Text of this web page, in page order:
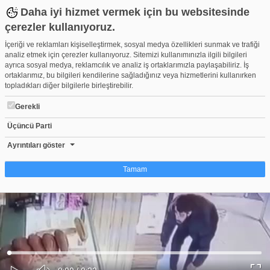
Daha iyi hizmet vermek için bu websitesinde
çerezler kullanıyoruz.
İçeriği ve reklamları kişiselleştirmek, sosyal medya özellikleri sunmak ve trafiği
analiz etmek için çerezler kullanıyoruz. Sitemizi kullanımınızla ilgili bilgileri
ayrıca sosyal medya, reklamcılık ve analiz iş ortaklarımızla paylaşabiliriz. İş
ortaklarımız, bu bilgileri kendilerine sağladığınız veya hizmetlerini kullanırken
topladıkları diğer bilgilerle birleştirebilir.
Gerekli
Üçüncü Parti
Ayrıntıları göster
Tamam
Çerez nedir?
Çerezler, web-sitelerinin, kullanıcıların deneyimlerini daha verimli hale getirmek
amacıyla kullandığı küçük metin dosyalarıdır. Yasalara göre, bu sitenin
işletilmesi için kesinlikle gerekli olan çerezleri cihazınıza yerleştirebiliyoruz.
Diğer çerez türleri için sizden izin almamız gerekiyor. Bu site farklı çerez türleri
kullanmaktadır. Bazı çerezler, sayfalarımızda yer alan üçüncü şahıs hizmetleri
tarafından yerleştirilir. İzniniz şu alanlar için geçerlidir: web.tv
Ses
Yüklendi:
0%
Yükleniyor:
Bursa'da yardım kumbarası hırsızlığı kamerada